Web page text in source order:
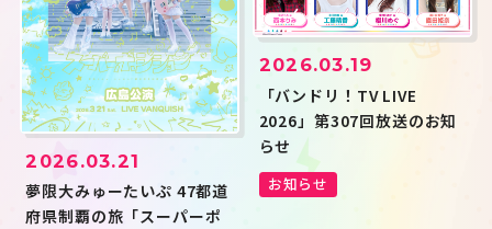
2026.03.21
夢限大みゅーたいぷ 47都道
府県制覇の旅「スーパーポ
2026.03.19
お知らせ
「バンドリ！TV LIVE
2026」第307回放送のお知
らせ